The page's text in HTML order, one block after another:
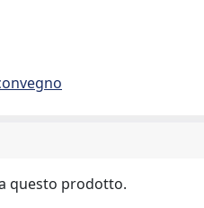
questo prodotto.